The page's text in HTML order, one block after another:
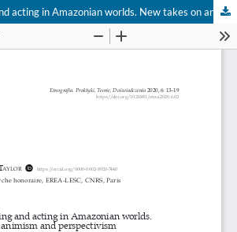
Seeing, speaking and acting in Amazonian worlds. New takes on animism and perspectivism